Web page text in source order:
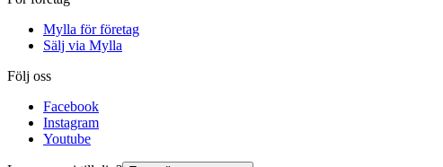
Mylla för företag
Sälj via Mylla
Följ oss
Facebook
Instagram
Youtube